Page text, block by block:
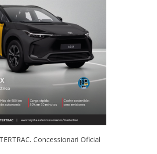
Concessionari Oficial